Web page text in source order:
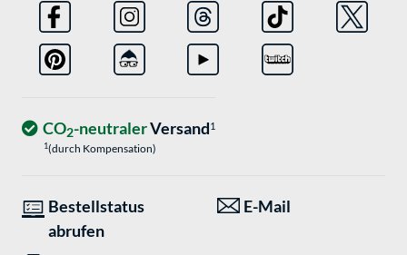
CO2-neutralerVersand1
1(durch Kompensation)
Bestellstatus
abrufen
E-Mail